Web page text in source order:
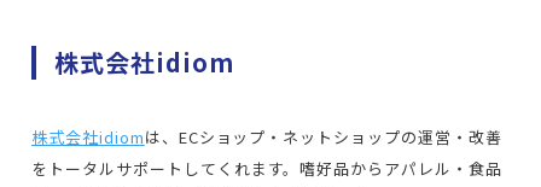
株式会社idiom
株式会社idiomは、ECショップ・ネットショップの運営・改善
をトータルサポートしてくれます。嗜好品からアパレル・食品